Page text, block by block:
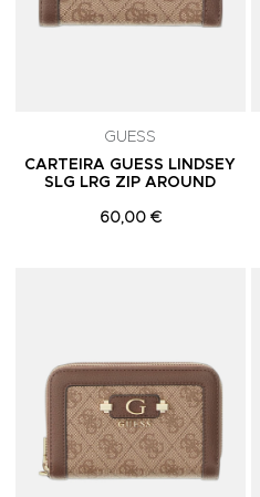
GUESS
CARTEIRA GUESS LINDSEY
SLG LRG ZIP AROUND
60,00 €